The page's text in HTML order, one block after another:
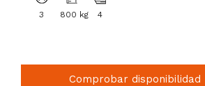
3 800 kg 4
Comprobar disponibilidad